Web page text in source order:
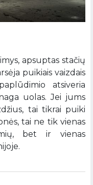
apsuptas stačių
puikiais vaizdais
atsiveria
uolas. Jei jums
tai tikrai puiki
tai ne tik vienas
bet ir vienas